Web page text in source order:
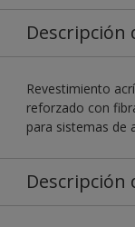
Descripción
Revestimiento
reforzado con
para sistemas de
Descripción